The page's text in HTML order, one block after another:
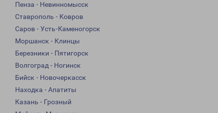
Пенза - Невинномысск
Ставрополь - Ковров
Саров - Усть-Каменогорск
Моршанск - Клинцы
Березники - Пятигорск
Волгоград - Ногинск
Бийск - Новочеркасск
Находка - Апатиты
Казань - Грозный